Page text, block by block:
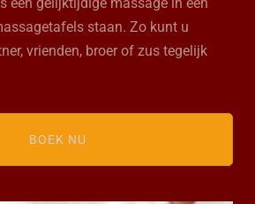
staan. Zo kunt u
vrienden, broer of zus tegelijk
BOEK NU